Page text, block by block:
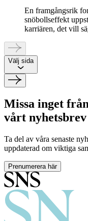
En framgångsrik
snöbollseffekt
karriären, det vill
Välj sida
Missa inget
vårt nyhetsbrev
Ta del av våra senaste
uppdaterad om viktiga
Prenumerera här